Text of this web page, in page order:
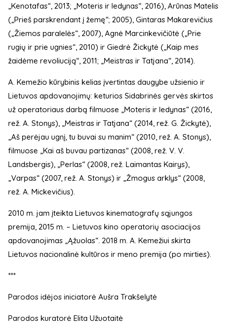
„Kenotafas“, 2013; „Moteris ir ledynas“, 2016), Arūnas Matelis
(„Prieš parskrendant į žemę“; 2005), Gintaras Makarevičius
(„Žiemos paralelės“, 2007), Agnė Marcinkevičiūtė („Prie
rugių ir prie ugnies“, 2010) ir Giedrė Žickytė („Kaip mes
žaidėme revoliuciją“, 2011; „Meistras ir Tatjana“, 2014).
A. Kemežio kūrybinis kelias įvertintas daugybe užsienio ir
Lietuvos apdovanojimų: keturios Sidabrinės gervės skirtos
už operatoriaus darbą filmuose „Moteris ir ledynas“ (2016,
rež. A. Stonys), „Meistras ir Tatjana“ (2014, rež. G. Žickytė),
„Aš perėjau ugnį, tu buvai su manim“ (2010, rež. A. Stonys),
filmuose „Kai aš buvau partizanas“ (2008, rež. V. V.
Landsbergis), „Perlas“ (2008, rež. Laimantas Kairys),
„Varpas“ (2007, rež. A. Stonys) ir „Žmogus arklys“ (2008,
rež. A. Mickevičius).
2010 m. jam įteikta Lietuvos kinematografų sąjungos
premija, 2015 m. – Lietuvos kino operatorių asociacijos
apdovanojimas „Ąžuolas“. 2018 m. A. Kemežiui skirta
Lietuvos nacionalinė kultūros ir meno premija (po mirties).
***
Parodos idėjos iniciatorė Aušra Trakšelytė
Parodos kuratorė Elita Užuotaitė